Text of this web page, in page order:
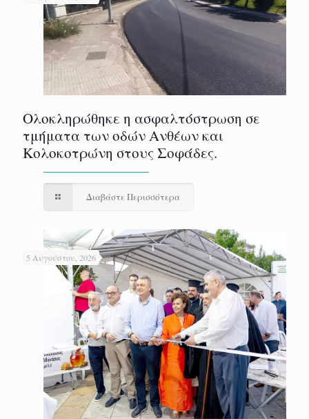
Ολοκληρώθηκε η ασφαλτόστρωση σε
τμήματα των οδών Ανθέων και
Κολοκοτρώνη στους Σοφάδες.
Διαβάστε Περισσότερα
5 Αυγούστου, 2026